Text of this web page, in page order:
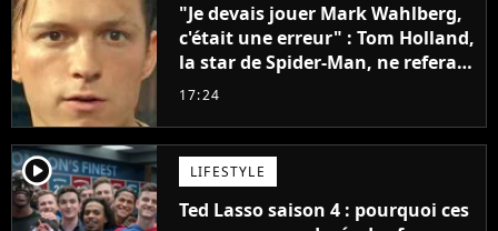
"Je devais jouer Mark Wahlberg,
c'était une erreur" : Tom Holland,
la star de Spider-Man, ne referait
pas ce blockbuster
17:24
player2 LIFESTYLE
Ted Lasso saison 4 : pourquoi ces